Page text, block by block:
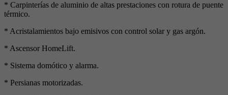
* Carpinterías de aluminio de altas prestaciones con rotura de puente
térmico.
* Acristalamientos bajo emisivos con control solar y gas argón.
* Ascensor HomeLift.
* Sistema domótico y alarma.
* Persianas motorizadas.